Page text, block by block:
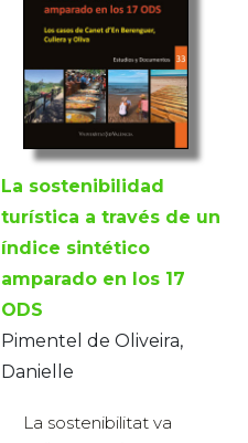
La sostenibilidad
turística a través de un
índice sintético
amparado en los 17
ODS
Pimentel de Oliveira,
Danielle
La sostenibilitat va